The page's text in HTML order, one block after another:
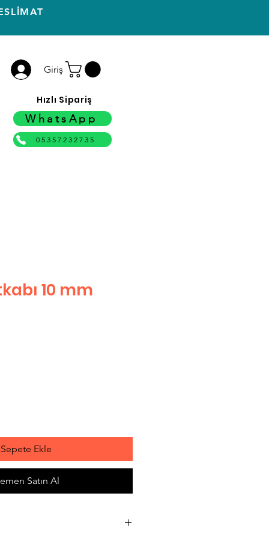
Giriş
Hızlı Sipariş
WhatsApp
05357232735
10 mm
Sepete Ekle
Satın Al